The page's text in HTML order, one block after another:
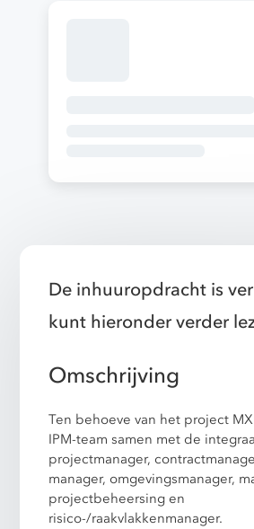
De inhuuropdracht is
kunt hieronder verder
Omschrijving
Ten behoeve van het project
IPM-team samen met de
projectmanager,
manager, omgevingsmanager,
projectbeheersing en
risico-/raakvlakkenmanager.